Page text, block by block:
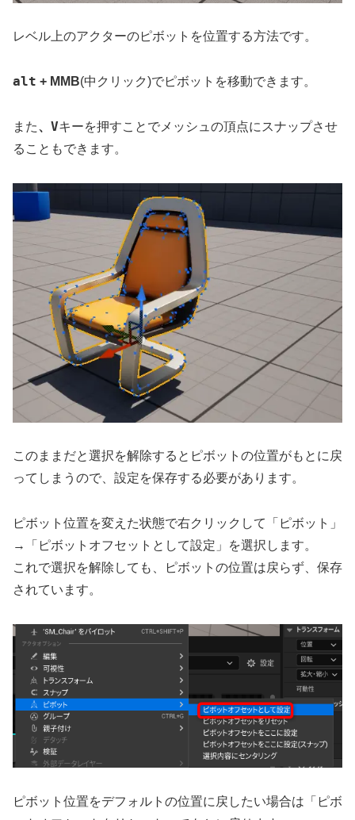
レベル上のアクターのピボットを位置する方法です。
alt + MMB(中クリック)でピボットを移動できます。
また、Vキーを押すことでメッシュの頂点にスナップさせ
ることもできます。
このままだと選択を解除するとピボットの位置がもとに戻
ってしまうので、設定を保存する必要があります。
ピボット位置を変えた状態で右クリックして「ピボット」
→「ピボットオフセットとして設定」を選択します。
これで選択を解除しても、ピボットの位置は戻らず、保存
されています。
ピボット位置をデフォルトの位置に戻したい場合は「ピボ